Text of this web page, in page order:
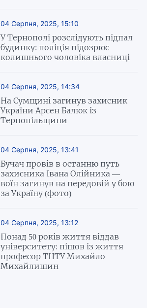
04 Серпня, 2025, 15:10
У Тернополі розслідують підпал
будинку: поліція підозрює
колишнього чоловіка власниці
04 Серпня, 2025, 14:34
На Сумщині загинув захисник
України Арсен Балюк із
Тернопільщини
04 Серпня, 2025, 13:41
Бучач провів в останню путь
захисника Івана Олійника —
воїн загинув на передовій у бою
за Україну (фото)
04 Серпня, 2025, 13:12
Понад 50 років життя віддав
університету: пішов із життя
професор ТНТУ Михайло
Михайлишин